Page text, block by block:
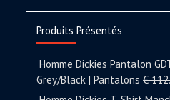
Produits Présentés
Homme Dickies Pantalon
Grey/Black | Pantalons €